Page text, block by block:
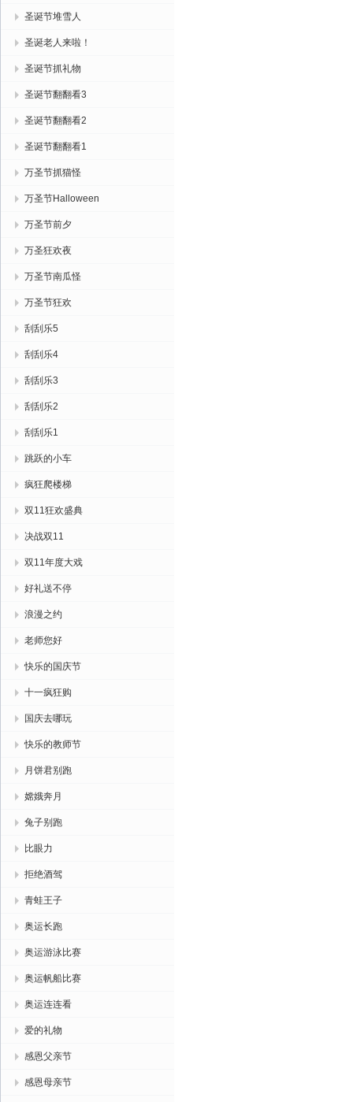
圣诞节堆雪人
圣诞老人来啦！
圣诞节抓礼物
圣诞节翻翻看3
圣诞节翻翻看2
圣诞节翻翻看1
万圣节抓猫怪
万圣节Halloween
万圣节前夕
万圣狂欢夜
万圣节南瓜怪
万圣节狂欢
刮刮乐5
刮刮乐4
刮刮乐3
刮刮乐2
刮刮乐1
跳跃的小车
疯狂爬楼梯
双11狂欢盛典
决战双11
双11年度大戏
好礼送不停
浪漫之约
老师您好
快乐的国庆节
十一疯狂购
国庆去哪玩
快乐的教师节
月饼君别跑
嫦娥奔月
兔子别跑
比眼力
拒绝酒驾
青蛙王子
奥运长跑
奥运游泳比赛
奥运帆船比赛
奥运连连看
爱的礼物
感恩父亲节
感恩母亲节